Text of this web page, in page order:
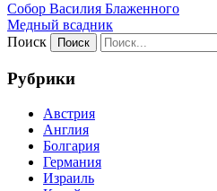
Собор Василия Блаженного
Медный всадник
Поиск
Рубрики
Австрия
Англия
Болгария
Германия
Израиль